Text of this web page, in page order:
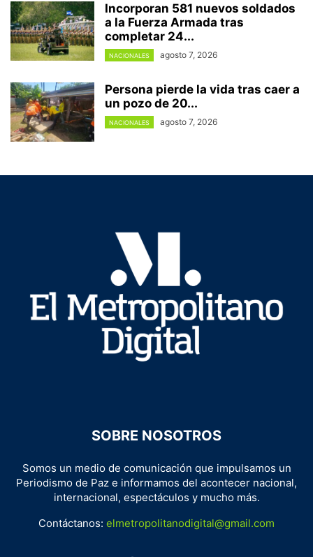
Incorporan 581 nuevos soldados
a la Fuerza Armada tras
completar 24...
NACIONALES agosto 7, 2026
Persona pierde la vida tras caer a
un pozo de 20...
NACIONALES agosto 7, 2026
SOBRE NOSOTROS
Somos un medio de comunicación que impulsamos un
Periodismo de Paz e informamos del acontecer nacional,
internacional, espectáculos y mucho más.
Contáctanos: elmetropolitanodigital@gmail.com